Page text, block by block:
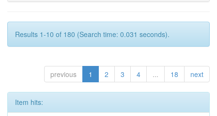
Results 1-10 of 180 (Search time: 0.031 seconds).
previous 1 2 3 4 ... 18 next
Item hits: